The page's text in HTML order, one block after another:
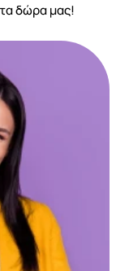
δώρα μας!